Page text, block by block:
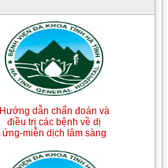
Hướng dẫn chẩn đoán và
điều trị các bệnh về dị
ứng-miễn dịch lâm sàng